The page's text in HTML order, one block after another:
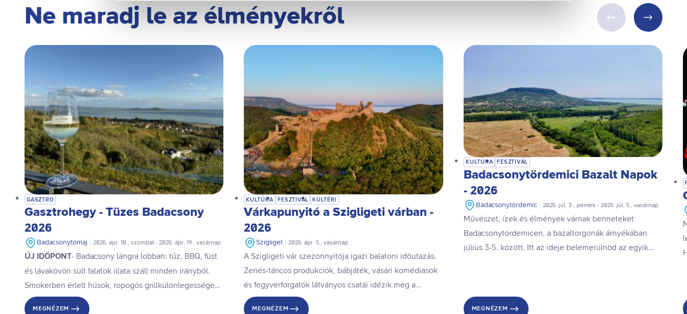
Kiválasztottak engedélyezése
Összes süti engedélyezése
Ön a hozzájárulását bármikor visszavonhatja a weboldal ezen sütikezelési felületén keresztül. A hozzájárulás
visszavonása nem érinti a hozzájáruláson alapuló, a visszavonás előtti adatkezelés jogszerűségét.
Ne maradj le az élményekről
GASZTRO
Gasztrohegy - Tüzes Badacsony
2026
Badacsonytomaj 2026. ápr. 18., szombat - 2026. ápr. 19., vasárnap
ÚJ IDŐPONT- Badacsony lángra lobban: tűz, BBQ, füst
és lávakövön sült falatok illata száll minden irányból.
Smokerben érlelt húsok, ropogós grillkülönlegességek
és parázs felett készült finomságok, a poharakból izzó
MEGNÉZEM
KULTÚRA FESZTIVÁL KÜLTÉRI
Várkapunyitó a Szigligeti várban -
2026
Szigliget 2026. ápr. 5., vasárnap
A Szigligeti vár szezonnyitója igazi balatoni időutazás.
Zenés-táncos produkciók, bábjáték, vásári komédiások
és fegyverforgatók látványos csatái idézik meg a
középkor hangulatát, itt az ideje felfedeznetek ezt a
MEGNÉZEM
KULTÚRA FESZTIVÁL
Badacsonytördemici Bazalt Napok
- 2026
Badacsonytördemic 2026. júl. 3., péntek - 2026. júl. 5., vasárnap
Művészet, ízek és élmények várnak benneteket
Badacsonytördemicen, a bazaltorgonák árnyékában
július 3-5. között. Itt az ideje belemerülnöd az egyik
MEGNÉZEM